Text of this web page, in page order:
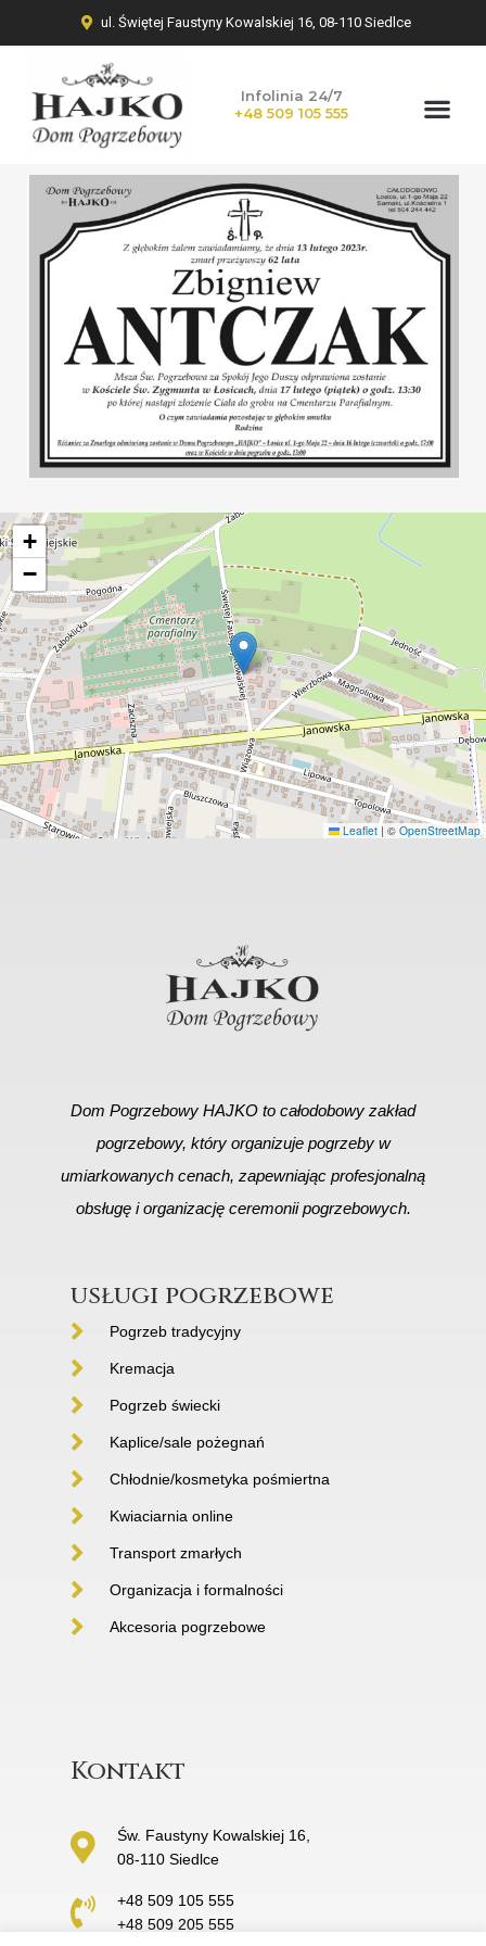
ul. Świętej Faustyny Kowalskiej 16, 08-110 Siedlce
Infolinia 24/7
+48 509 105 555
+
−
Leaflet | © OpenStreetMap
Dom Pogrzebowy HAJKO to całodobowy zakład
pogrzebowy, który organizuje pogrzeby w
umiarkowanych cenach, zapewniając profesjonalną
obsługę i organizację ceremonii pogrzebowych.
usługi pogrzebowe
Pogrzeb tradycyjny
Kremacja
Pogrzeb świecki
Kaplice/sale pożegnań
Chłodnie/kosmetyka pośmiertna
Kwiaciarnia online
Transport zmarłych
Organizacja i formalności
Akcesoria pogrzebowe
Kontakt
Św. Faustyny Kowalskiej 16,
08-110 Siedlce
+48 509 105 555
+48 509 205 555